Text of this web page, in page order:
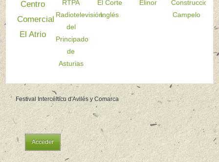
Centro
Comercial
El Atrio
RTPA
Radiotelevisión
del
Principado
de
Asturias
El Corte
Inglés
Elinor
Construcciones
Campelo
Festival Intercélticu d'Avilés y Comarca
Acceder